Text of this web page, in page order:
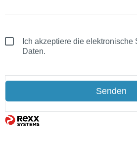
Ich akzeptiere die elektronische
Daten.
Senden